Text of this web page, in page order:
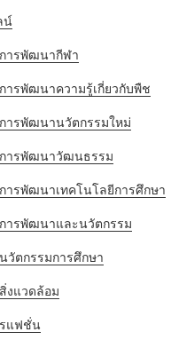
น์
ารพัฒนากีฬา
ารพัฒนาความรู้เกี่ยวกับพืช
ารพัฒนานวัตกรรมใหม่
การพัฒนาวัฒนธรรม
ารพัฒนาเทคโนโลยีการศึกษา
ารพัฒนาและนวัตกรรม
วัตกรรมการศึกษา
งแวดล้อม
รแฟชั่น